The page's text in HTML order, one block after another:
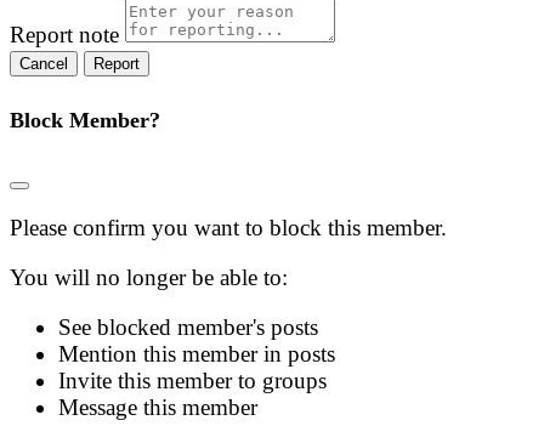
Report note
Report
Block Member?
Please confirm you want to block this member.
You will no longer be able to:
See blocked member's posts
Mention this member in posts
Invite this member to groups
Message this member